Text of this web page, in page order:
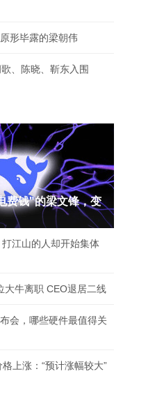
形毕露的梁朝伟
、陈晓、靳东入围
费钱"的梁文锋，变
江山的人却开始集体
大牛离职 CEO退居二线
会，哪些硬件最值得关
上涨：“预计涨幅较大”